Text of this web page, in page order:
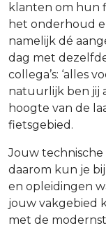
klanten om hun
het onderhoud
namelijk dé
dag met
collega’s: ‘alles
natuurlijk ben jij
hoogte van de
fietsgebied.
Jouw
daarom kun je
en opleidingen
jouw vakgebied
met de